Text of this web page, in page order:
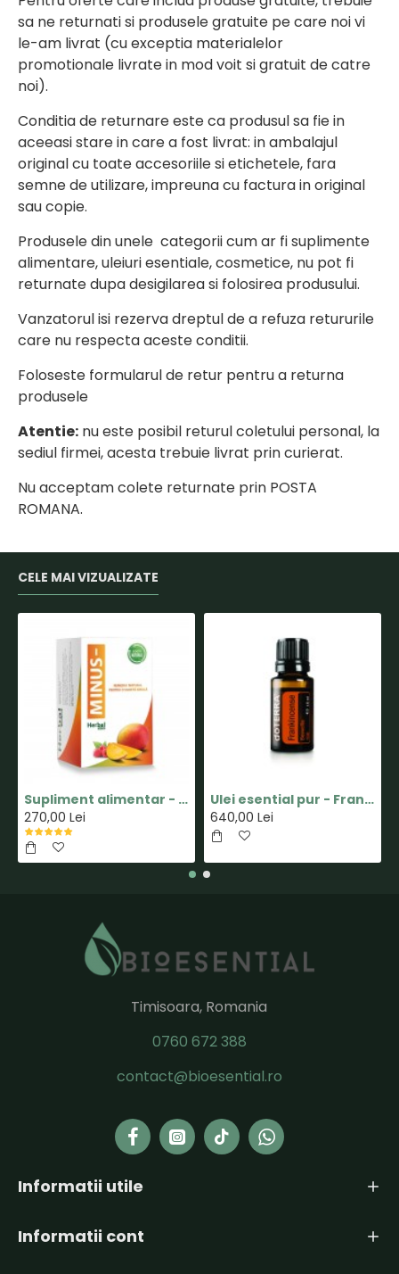
sa ne returnati si produsele gratuite pe care noi vi
le-am livrat (cu exceptia materialelor
promotionale livrate in mod voit si gratuit de catre
noi).
Conditia de returnare este ca produsul sa fie in
aceeasi stare in care a fost livrat: in ambalajul
original cu toate accesoriile si etichetele, fara
semne de utilizare, impreuna cu factura in original
sau copie.
Produsele din unele categorii cum ar fi suplimente
alimentare, uleiuri esentiale, cosmetice, nu pot fi
returnate dupa desigilarea si folosirea produsului.
Vanzatorul isi rezerva dreptul de a refuza retururile
care nu respecta aceste conditii.
Foloseste formularul de retur pentru a returna
produsele
Atentie: nu este posibil returul coletului personal, la
sediul firmei, acesta trebuie livrat prin curierat.
Nu acceptam colete returnate prin POSTA
ROMANA.
CELE MAI VIZUALIZATE
Supliment alimentar - Capsula MINUS - Pastile pentru Slabit 100% Naturale - Herbal New Life
270,00 Lei
Ulei esential pur - Frankincense(Tamaie) - 15ml - doTERRA
640,00 Lei
Timisoara, Romania
0760 672 388
contact@bioesential.ro
Informatii utile
Informatii cont